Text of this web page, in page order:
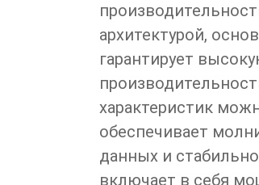
архитектурой,
гарантирует
характеристик
обеспечивает
данных и
включает в себя